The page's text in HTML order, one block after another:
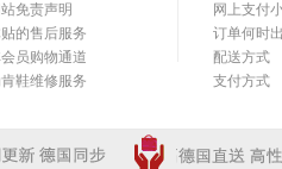
站免责声明
的售后服务
员购物通道
鞋维修服务
网上支付
订单何时
配送方式
支付方式